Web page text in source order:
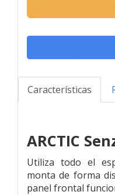
Características
ARCTIC
Utiliza todo el
monta de forma
panel frontal